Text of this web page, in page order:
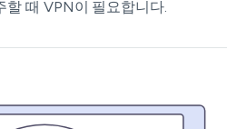
할 때 VPN이 필요합니다.